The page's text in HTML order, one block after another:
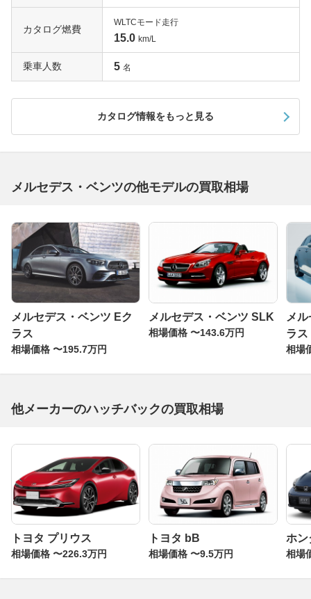
カタログ燃費
WLTCモード走行
15.0 km/L
乗車人数 5 名
カタログ情報をもっと見る
メルセデス・ベンツの他モデルの買取相場
メルセデス・ベンツ Eク
ラス
相場価格 〜195.7万円
メルセデス・ベンツ SLK
相場価格 〜143.6万円
メ
ラス
相場
他メーカーのハッチバックの買取相場
トヨタ プリウス
相場価格 〜226.3万円
トヨタ bB
相場価格 〜9.5万円
ホン
相場